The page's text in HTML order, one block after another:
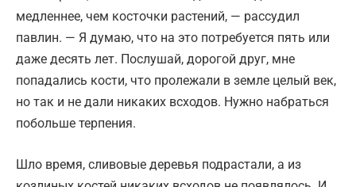
медленнее, чем косточки растений, — рассудил
павлин. — Я думаю, что на это потребуется пять или
даже десять лет. Послушай, дорогой друг, мне
попадались кости, что пролежали в земле целый век,
но так и не дали никаких всходов. Нужно набраться
побольше терпения.
Шло время, сливовые деревья подрастали, а из